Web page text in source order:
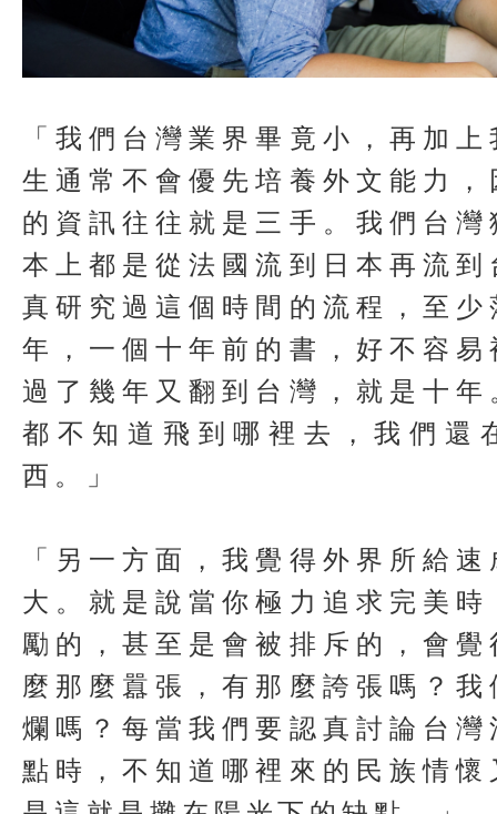
「我們台灣業界畢竟小，再加
生通常不會優先培養外文能力
的資訊往往就是三手。我們台
本上都是從法國流到日本再流
真研究過這個時間的流程，至
年，一個十年前的書，好不容
過了幾年又翻到台灣，就是十
都不知道飛到哪裡去，我們還
西。」
「另一方面，我覺得外界所給
大。就是說當你極力追求完美
勵的，甚至是會被排斥的，會
麼那麼囂張，有那麼誇張嗎？
爛嗎？每當我們要認真討論台
點時，不知道哪裡來的民族情